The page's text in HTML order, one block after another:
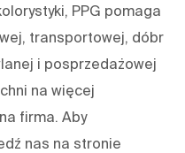
PPG pomaga
transportowej, dóbr
i posprzedażowej
na więcej
firma. Aby
nas na stronie